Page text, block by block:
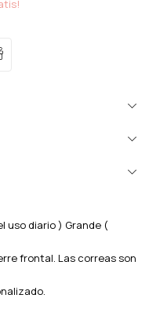
uso diario ) Grande (
frontal. Las correas son